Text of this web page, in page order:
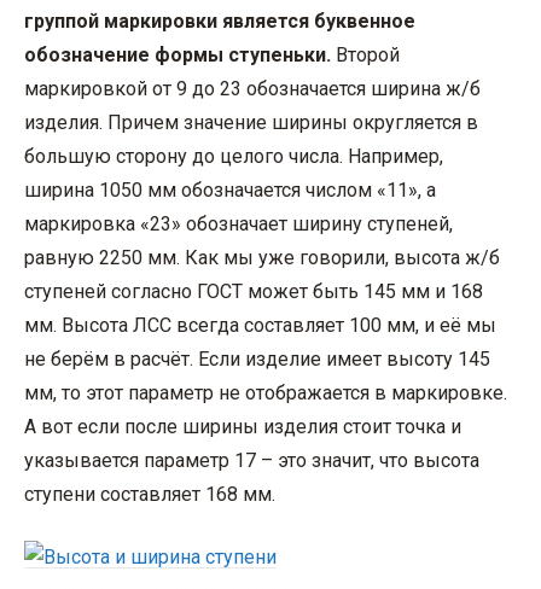
группой маркировки является буквенное
обозначение формы ступеньки. Второй
маркировкой от 9 до 23 обозначается ширина ж/б
изделия. Причем значение ширины округляется в
большую сторону до целого числа. Например,
ширина 1050 мм обозначается числом «11», а
маркировка «23» обозначает ширину ступеней,
равную 2250 мм. Как мы уже говорили, высота ж/б
ступеней согласно ГОСТ может быть 145 мм и 168
мм. Высота ЛСС всегда составляет 100 мм, и её мы
не берём в расчёт. Если изделие имеет высоту 145
мм, то этот параметр не отображается в маркировке.
А вот если после ширины изделия стоит точка и
указывается параметр 17 – это значит, что высота
ступени составляет 168 мм.